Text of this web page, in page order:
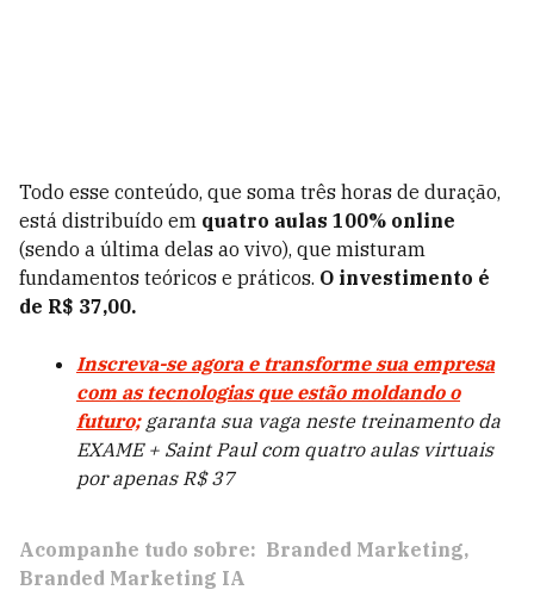
Todo esse conteúdo, que soma três horas de duração,
está distribuído em quatro aulas 100% online
(sendo a última delas ao vivo), que misturam
fundamentos teóricos e práticos. O investimento é
de R$ 37,00.
Inscreva-se agora e transforme sua empresa
com as tecnologias que estão moldando o
futuro;garanta sua vaga neste treinamento da
EXAME + Saint Paul com quatro aulas virtuais
por apenas R$ 37
Acompanhe tudo sobre: Branded Marketing
Branded Marketing IA